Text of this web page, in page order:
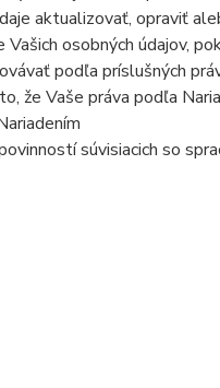
aktualizovať, opraviť
osobných údajov,
podľa príslušných
že Vaše práva podľa
súvisiacich so